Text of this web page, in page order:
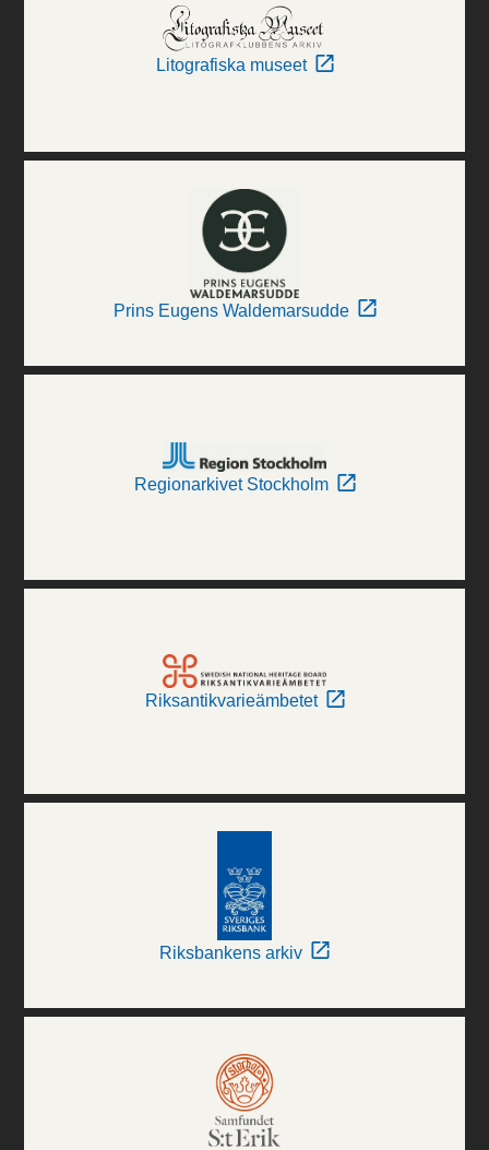
Litografiska museet
Prins Eugens Waldemarsudde
Regionarkivet Stockholm
Riksantikvarieämbetet
Riksbankens arkiv